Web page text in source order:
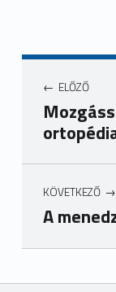
ELŐZŐ
KÖVETKEZŐ
A
Ugrás a főmenühöz